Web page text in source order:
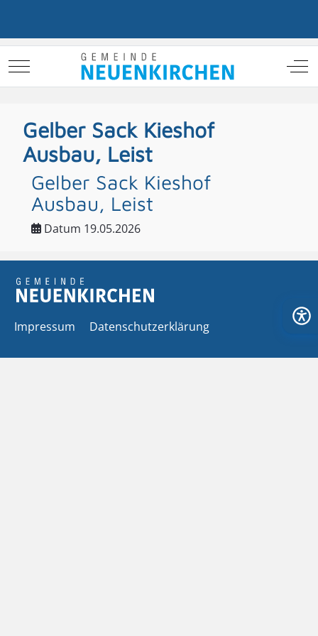
Mobile Menu Toggle
Gelber Sack Kieshof
Ausbau, Leist
Gelber Sack Kieshof
Ausbau, Leist
Datum 19.05.2026
Impressum Datenschutzerklärung